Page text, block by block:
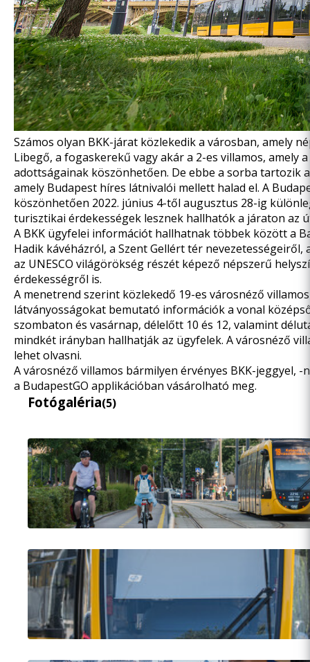
Számos olyan BKK-járat közlekedik a városban, amely
Libegő, a fogaskerekű vagy akár a 2-es villamos,
adottságainak köszönhetően. De ebbe a sorba tartozik
amely Budapest híres látnivalói mellett halad el. A
köszönhetően 2022. június 4-től augusztus 28-ig
turisztikai érdekességek lesznek hallhatók a járaton az
A BKK ügyfelei információt hallhatnak többek között a
Hadik kávéházról, a Szent Gellért tér
az UNESCO világörökség részét képező népszerű
érdekességről is.
A menetrend szerint közlekedő 19-es városnéző
látványosságokat bemutató információk a vonal
szombaton és vasárnap, délelőtt 10 és 12, valamint
mindkét irányban hallhatják az ügyfelek. A városnéző
lehet olvasni.
A városnéző villamos bármilyen érvényes BKK-jeggyel,
a BudapestGO applikációban vásárolható meg.
Fotógaléria(5)